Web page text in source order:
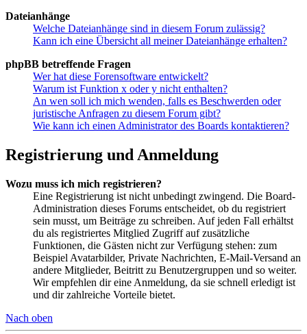
Dateianhänge
Welche Dateianhänge sind in diesem Forum zulässig?
Kann ich eine Übersicht all meiner Dateianhänge erhalten?
phpBB betreffende Fragen
Wer hat diese Forensoftware entwickelt?
Warum ist Funktion x oder y nicht enthalten?
An wen soll ich mich wenden, falls es Beschwerden oder
juristische Anfragen zu diesem Forum gibt?
Wie kann ich einen Administrator des Boards kontaktieren?
Registrierung und Anmeldung
Wozu muss ich mich registrieren?
Eine Registrierung ist nicht unbedingt zwingend. Die Board-
Administration dieses Forums entscheidet, ob du registriert
sein musst, um Beiträge zu schreiben. Auf jeden Fall erhältst
du als registriertes Mitglied Zugriff auf zusätzliche
Funktionen, die Gästen nicht zur Verfügung stehen: zum
Beispiel Avatarbilder, Private Nachrichten, E-Mail-Versand an
andere Mitglieder, Beitritt zu Benutzergruppen und so weiter.
Wir empfehlen dir eine Anmeldung, da sie schnell erledigt ist
und dir zahlreiche Vorteile bietet.
Nach oben